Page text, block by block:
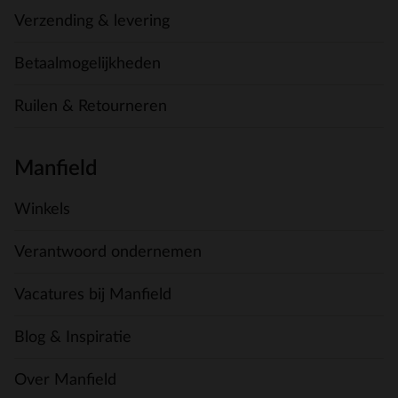
Verzending & levering
Betaalmogelijkheden
Ruilen & Retourneren
Manfield
Winkels
Verantwoord ondernemen
Vacatures bij Manfield
Blog & Inspiratie
Over Manfield